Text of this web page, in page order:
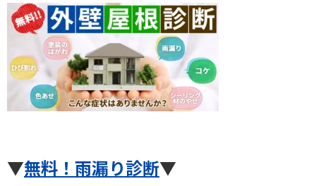
▼無料！雨漏り診断▼